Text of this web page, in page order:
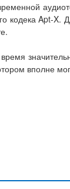
кодека Apt-
вполне